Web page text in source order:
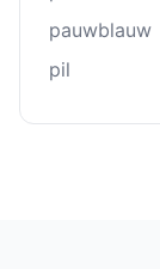
pauwblauw
pil